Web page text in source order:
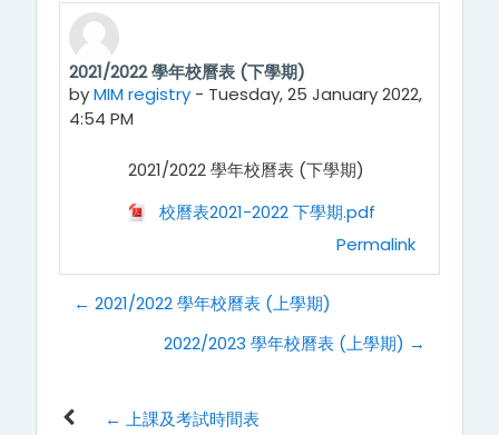
2021/2022 學年校曆表 (下學期)
byMIM registry - Tuesday, 25 January 2022,
4:54 PM
Number of replies: 0
2021/2022 學年校曆表 (下學期)
校曆表2021-2022 下學期.pdf
Permalink
← 2021/2022 學年校曆表 (上學期)
2022/2023 學年校曆表 (上學期) →
← 上課及考試時間表